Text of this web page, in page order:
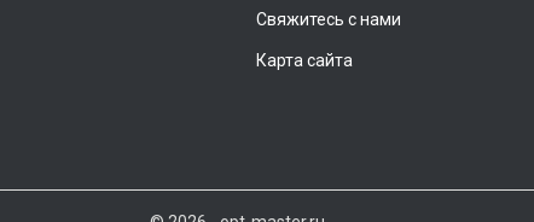
Свяжитесь с нами
Карта сайта